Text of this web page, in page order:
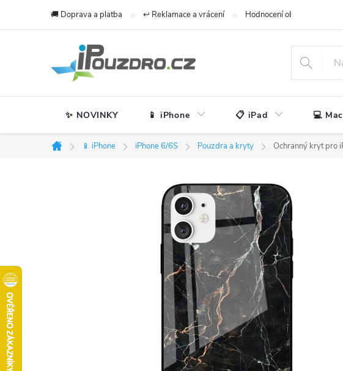
🚚 Doprava a platba ↩️ Reklamace a vrácení Hodnocení obchodu
✨ NOVINKY 📱 iPhone 📋 iPad 💻
Domů
📱 iPhone iPhone 6/6S Pouzdra a kryty Ochranný kryt pro